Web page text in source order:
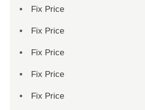
Fix Price
Fix Price
Fix Price
Fix Price
Fix Price